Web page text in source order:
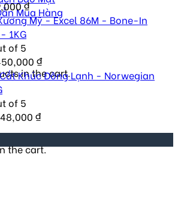
Mua Hàng
in the cart.
the cart.
₫
Mỹ - Excel 86M - Bone-In
1KG
of 5
₫
Khúc Đông Lạnh - Norwegian
of 5
₫